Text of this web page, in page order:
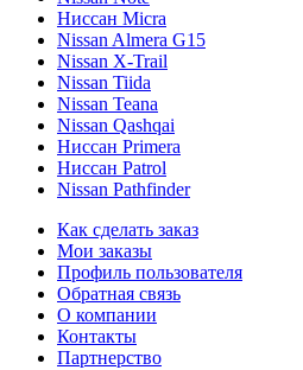
Ниссан Micra
Nissan Almera G15
Nissan X-Trail
Nissan Tiida
Nissan Teana
Nissan Qashqai
Ниссан Primera
Ниссан Patrol
Nissan Pathfinder
Как сделать заказ
Мои заказы
Профиль пользователя
Обратная связь
О компании
Контакты
Партнерство